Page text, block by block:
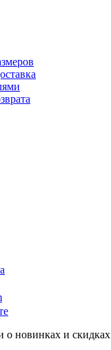
о новинках и скидках